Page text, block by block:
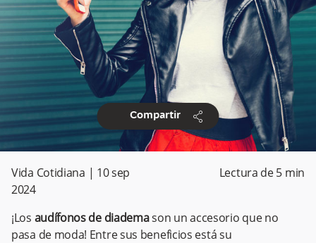
Compartir share
Vida Cotidiana | 10 sep
2024
Lectura de5 min
¡Los audífonos de diademason un accesorio que no
pasa de moda! Entre sus beneficios está su